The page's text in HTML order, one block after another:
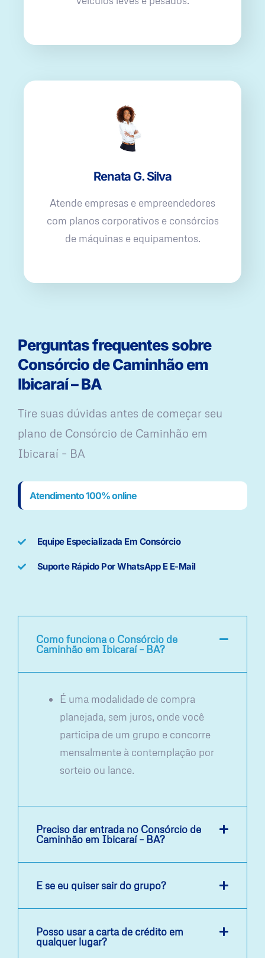
Renata G. Silva
Atende empresas e empreendedores
com planos corporativos e consórcios
de máquinas e equipamentos.
Perguntas frequentes sobre
Consórcio de Caminhão em
Ibicaraí – BA
Tire suas dúvidas antes de começar seu
plano ​de Consórcio de Caminhão em
Ibicaraí – BA
Atendimento 100% online
Equipe Especializada Em Consórcio
Suporte Rápido Por WhatsApp E E-Mail
Como funciona o Consórcio de
Caminhão em Ibicaraí – BA?
É uma modalidade de compra
planejada, sem juros, onde você
participa de um grupo e concorre
mensalmente à contemplação por
sorteio ou lance.
Preciso dar entrada no Consórcio de
Caminhão em Ibicaraí – BA?
E se eu quiser sair do grupo?
Posso usar a carta de crédito em
qualquer lugar?